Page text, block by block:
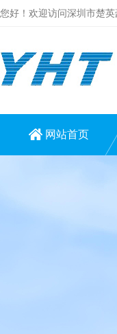
您好！欢迎访问深圳市楚英
网站首页